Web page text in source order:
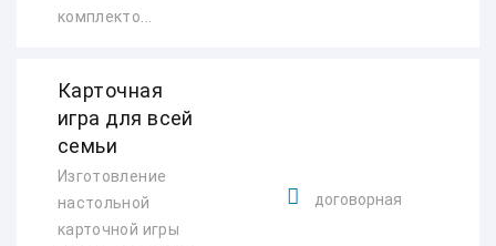
комплекто...
Карточная
игра для всей
семьи
Изготовление
настольной
карточной игры
договорная